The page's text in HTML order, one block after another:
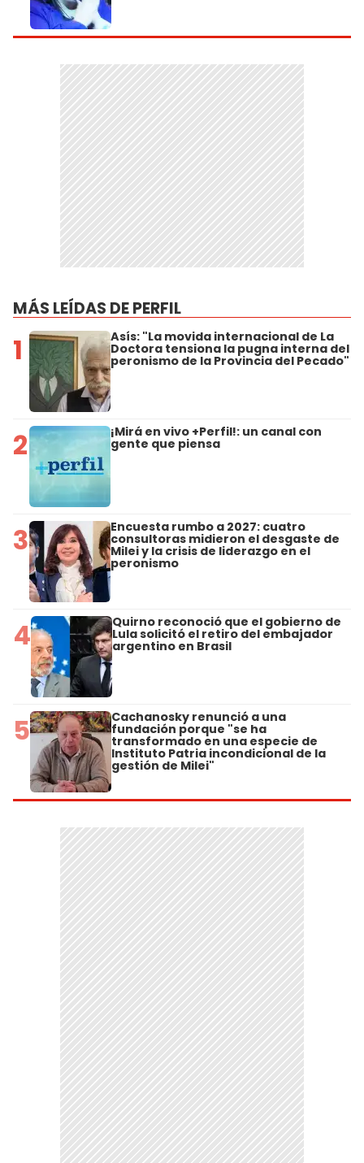
MÁS LEÍDAS DE PERFIL
1 Asís: "La movida internacional de La
Doctora tensiona la pugna interna del
peronismo de la Provincia del Pecado"
2 ¡Mirá en vivo +Perfil!: un canal con
gente que piensa
3 Encuesta rumbo a 2027: cuatro
consultoras midieron el desgaste de
Milei y la crisis de liderazgo en el
peronismo
4 Quirno reconoció que el gobierno de
Lula solicitó el retiro del embajador
argentino en Brasil
5 Cachanosky renunció a una
fundación porque "se ha
transformado en una especie de
Instituto Patria incondicional de la
gestión de Milei"